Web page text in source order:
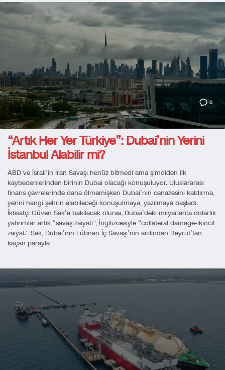
0
“Artık Her Yer Türkiye”: Dubai’nin Yerini
İstanbul Alabilir mi?
ABD ve İsrail’in İran Savaşı henüz bitmedi ama şimdiden ilk
kaybedenlerinden birinin Dubai olacağı konuşuluyor. Uluslararası
finans çevrelerinde daha ölmemişken Dubai’nin cenazesini kaldırma,
yerini hangi şehrin alabileceği konuşulmaya, yazılmaya başladı.
İktisatçı Güven Sak’a bakılacak olursa, Dubai’deki milyarlarca dolarlık
yatırımlar artık “savaş zaiyatı”, İngilizcesiyle “collateral damage-ikincil
zaiyat.” Sak, Dubai’nin Lübnan İç Savaşı’nın ardından Beyrut’tan
kaçan parayla